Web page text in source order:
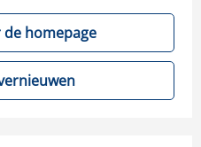
homepage